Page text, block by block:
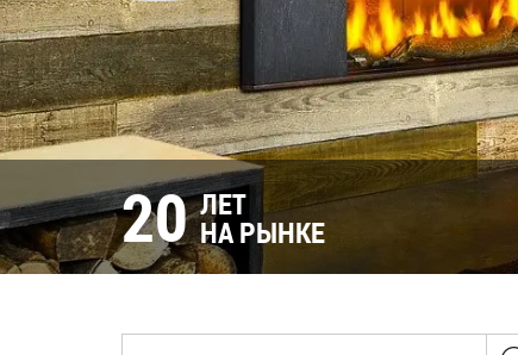
20 ЛЕТ
НА РЫНКЕ